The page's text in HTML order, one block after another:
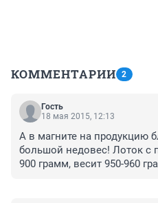
КОММЕНТАРИИ 2
Гость
18 мая 2015, 12:13
А в магните на продукцию
большой недовес! Лоток с
900 грамм, весит 950-960